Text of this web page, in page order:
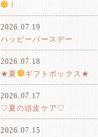
！
2026.07.19
ハッピーバースデー
2026.07.18
★夏
ギフトボックス★
2026.07.17
♡夏の頭皮ケア♡
2026.07.15